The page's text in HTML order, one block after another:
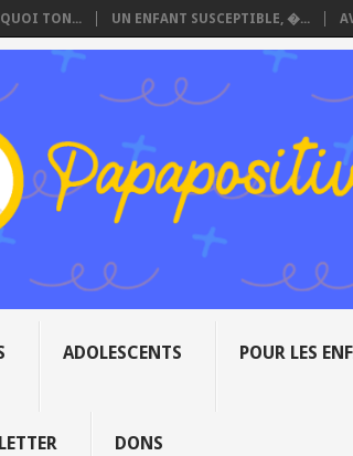
TON... UN ENFANT SUSCEPTIBLE, �...
ADOLESCENTS POUR LES
DONS